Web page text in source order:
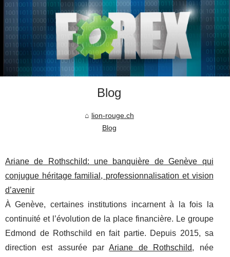
Blog
lion-rouge.ch
Blog
Ariane de Rothschild: une banquière de Genève qui
conjugue héritage familial, professionnalisation et vision
d’avenir
À Genève, certaines institutions incarnent à la fois la
continuité et l’évolution de la place financière. Le groupe
Edmond de Rothschild en fait partie. Depuis 2015, sa
direction est assurée parAriane de Rothschild, née